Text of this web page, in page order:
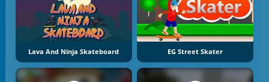
Lava And Ninja Skateboard EG Street Skater